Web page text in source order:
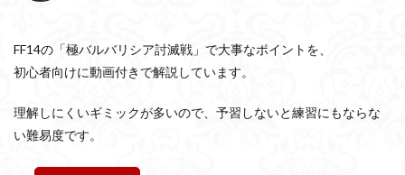
FF14の「極バルバリシア討滅戦」で大事なポイントを、
初心者向けに動画付きで解説しています。
理解しにくいギミックが多いので、予習しないと練習にもならな
い難易度です。